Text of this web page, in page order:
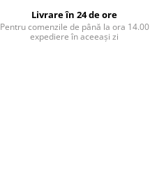
Livrare în 24 de ore
Pentru comenzile de până la ora 14.00
expediere în aceeași zi